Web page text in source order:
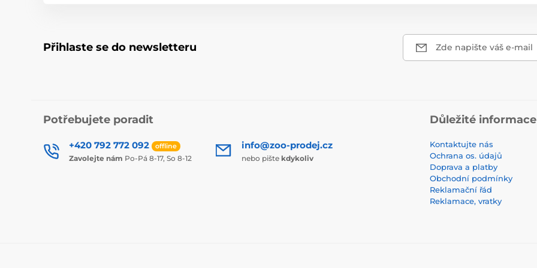
Přihlaste se do newsletteru Zde napište váš e-mail
Potřebujete poradit
+420 792 772 092 offline
Zavolejte nám Po-Pá 8-17, So 8-12
info@zoo-prodej.cz
nebo pište kdykoliv
Důležité informace
Kontaktujte nás
Ochrana os. údajů
Doprava a platby
Obchodní podmínky
Reklamační řád
Reklamace, vratky